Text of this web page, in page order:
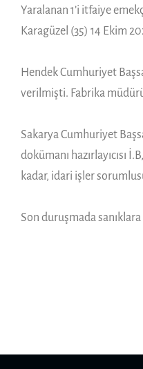
Yaralanan 1’i itfaiye
Karagüzel (35) 14 Ekim
Hendek Cumhuriyet
verilmişti. Fabrika
Sakarya Cumhuriyet
dokümanı hazırlayıcısı
kadar, idari işler
Son duruşmada